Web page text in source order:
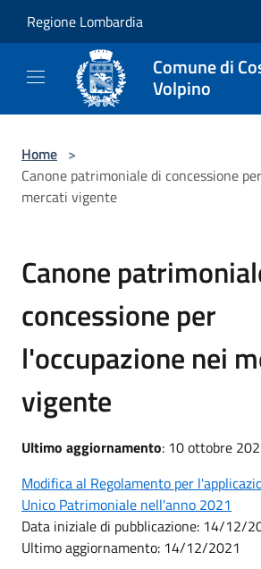
Regione Lombardia
Comune di
Volpino
Home >
Canone patrimoniale di concessione
mercati vigente
Canone
concessione per
l'occupazione nei
vigente
Ultimo aggiornamento: 10 ottobre
Modifica al Regolamento per
Unico Patrimoniale nell'anno 2021
Data iniziale di pubblicazione: 14/12/
Ultimo aggiornamento: 14/12/2021